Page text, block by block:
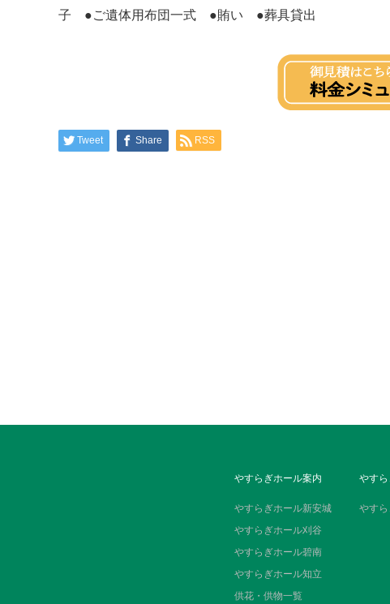
子 ●ご遺体用布団一式 ●賄い ●葬具貸出
Tweet Share RSS
やすらぎホール案内
やすらぎホール新安城
やすらぎホール刈谷
やすらぎホール碧南
やすらぎホール知立
供花・供物一覧
やす
やすら